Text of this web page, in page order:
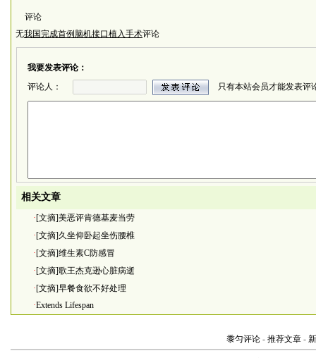
评论
无我国完成首例脑机接口植入手术评论
我要发表评论：
评论人：
只有本站会员才能发表评
相关文章
·[文摘]美恶评肯德基麦当劳
·[文摘]久坐仰卧起坐伤腰椎
·[文摘]维生素C防感冒
·[文摘]歌王杰克逊心脏病逝
·[文摘]早餐食欲不好处理
·Extends Lifespan
黍匀评论 - 推荐文章 -